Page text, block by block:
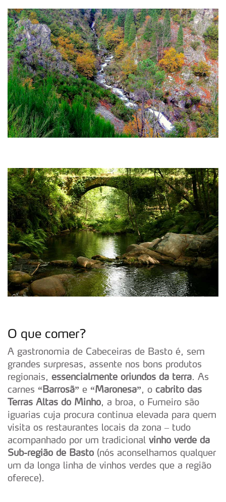
O que comer?
A gastronomia de Cabeceiras de Basto é, sem
grandes surpresas, assente nos bons produtos
regionais, essencialmente oriundos da terra. As
carnes “Barrosã” e “Maronesa”, o cabrito das
Terras Altas do Minho, a broa, o Fumeiro são
iguarias cuja procura continua elevada para quem
visita os restaurantes locais da zona – tudo
acompanhado por um tradicional vinho verde da
Sub-região de Basto (nós aconselhamos qualquer
um da longa linha de vinhos verdes que a região
oferece).